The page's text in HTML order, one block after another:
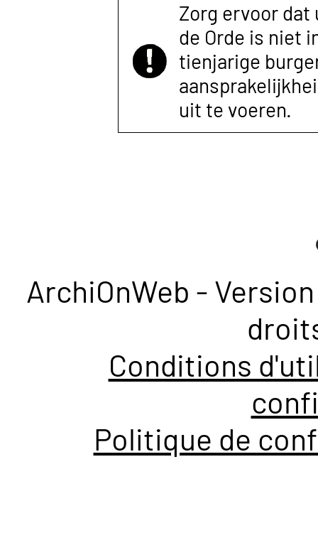
Zorg ervoor
de Orde is niet
tienjarige
uit te voeren.
ArchiOnWeb -
Conditions
Politique de